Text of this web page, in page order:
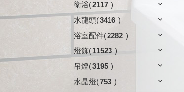
衛浴(2117 )
水龍頭(3416 )
浴室配件(2282 )
燈飾(11523 )
吊燈(3195 )
水晶燈(753 )